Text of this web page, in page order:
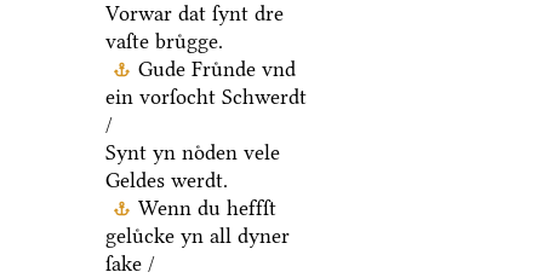
Vorwar dat ſynt dre
vaſte bruͤgge.
Gude Fruͤnde vnd
ein vorſocht Schwerdt
/
Synt yn noͤden vele
Geldes werdt.
Wenn du heffſt
geluͤcke yn all dyner
ſake /